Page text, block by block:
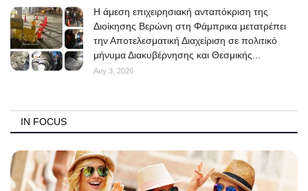
Η άμεση επιχειρησιακή ανταπόκριση της
Διοίκησης Βερώνη στη Φάμπρικα μετατρέπει
την Αποτελεσματική Διαχείριση σε πολιτικό
μήνυμα Διακυβέρνησης και Θεσμικής...
Αυγ 3, 2026
IN FOCUS